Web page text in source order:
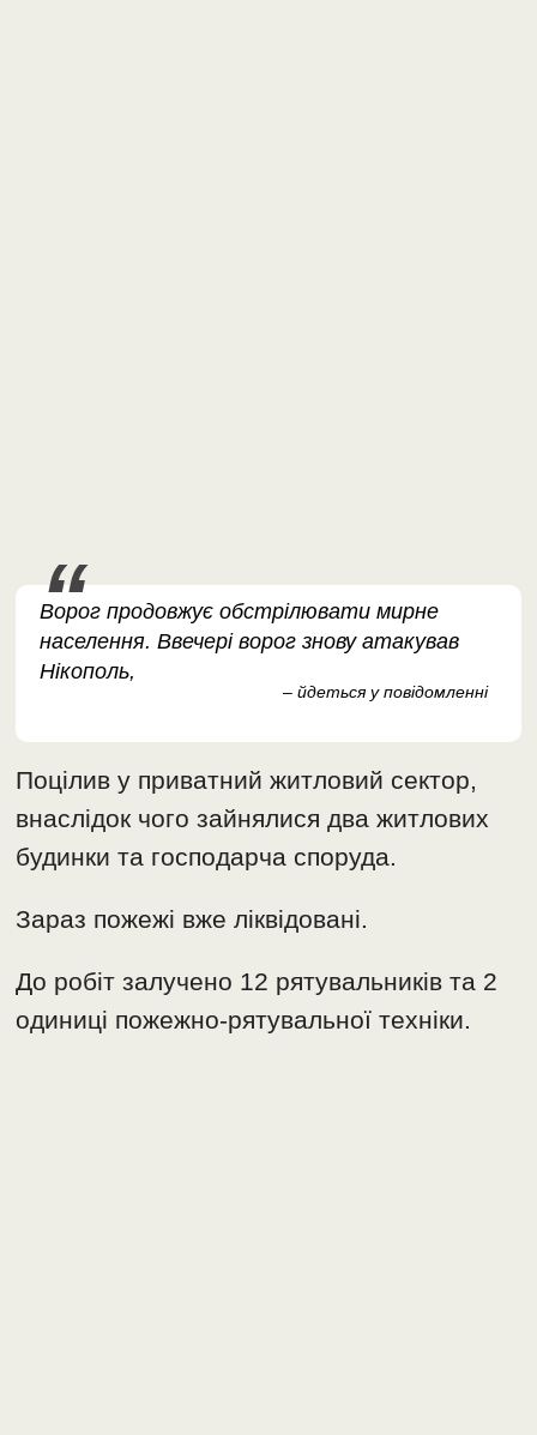
Ворог продовжує обстрілювати мирне
населення. Ввечері ворог знову атакував
Нікополь,
– йдеться у повідомленні
Поцілив у приватний житловий сектор,
внаслідок чого зайнялися два житлових
будинки та господарча споруда.
Зараз пожежі вже ліквідовані.
До робіт залучено 12 рятувальників та 2
одиниці пожежно-рятувальної техніки.